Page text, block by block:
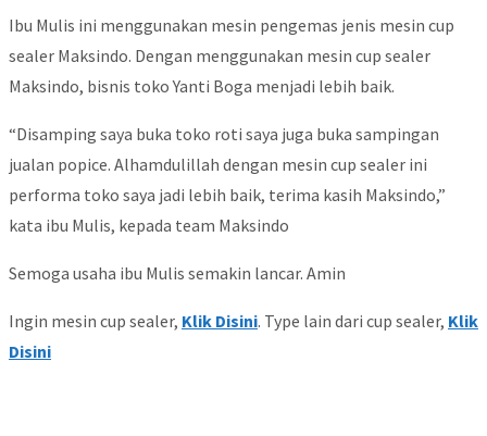
Ibu Mulis ini menggunakan mesin pengemas jenis mesin cup
sealer Maksindo. Dengan menggunakan mesin cup sealer
Maksindo, bisnis toko Yanti Boga menjadi lebih baik.
“Disamping saya buka toko roti saya juga buka sampingan
jualan popice. Alhamdulillah dengan mesin cup sealer ini
performa toko saya jadi lebih baik, terima kasih Maksindo,”
kata ibu Mulis, kepada team Maksindo
Semoga usaha ibu Mulis semakin lancar. Amin
Ingin mesin cup sealer, Klik Disini. Type lain dari cup sealer, Klik
Disini